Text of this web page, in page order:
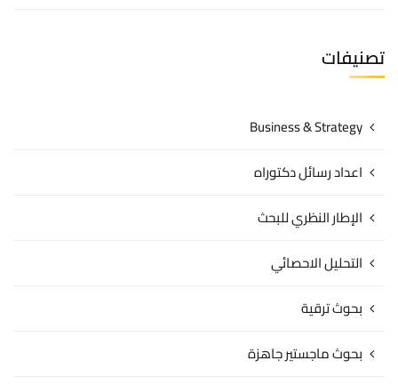
تصنيفات
Business & Strategy
اعداد رسائل دكتوراه
الإطار النظري للبحث
التحليل الاحصائي
بحوث ترقية
بحوث ماجستير جاهزة